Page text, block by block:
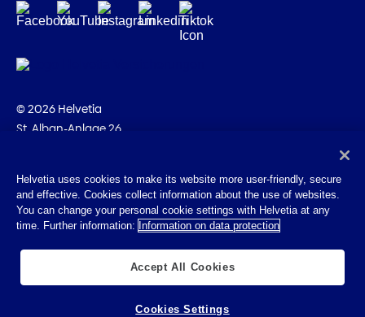
© 2026 Helvetia
St. Alban-Anlage 26
Impressum
Disposizioni giuridiche
Helvetia uses cookies to make its website more user-friendly, secure
and effective. Cookies collect information about the use of websites.
You can change your personal cookie settings with Helvetia at any
time. Further information: Information on data protection
Accept All Cookies
Cookies Settings